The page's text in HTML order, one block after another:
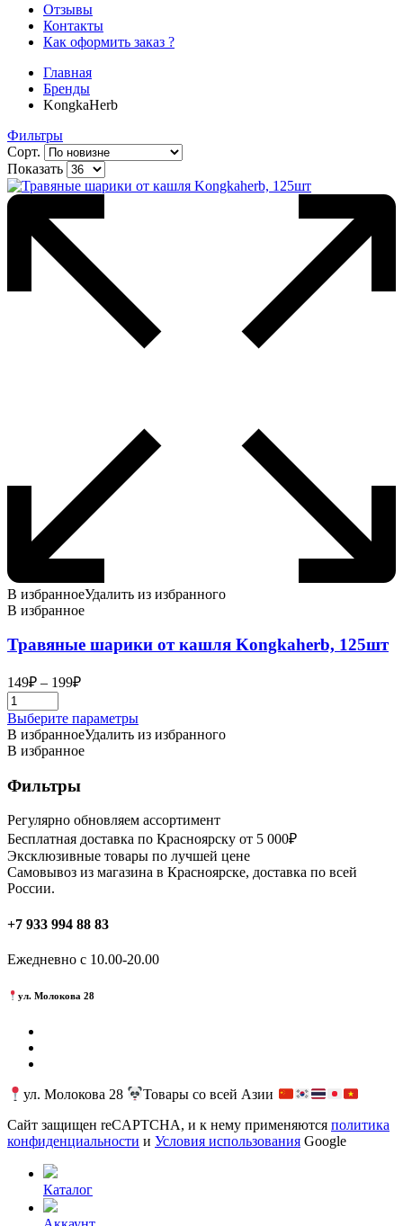
Отзывы
Контакты
Как оформить заказ ?
Главная
Бренды
KongkaHerb
Фильтры
Сорт.
Показать
В избранноеУдалить из избранного
В избранное
Травяные шарики от кашля Kongkaherb, 125шт
149₽ – 199₽Диапазон
149₽
–
199₽
Выберите параметрыЭтот
товар
можно
выбрать
на
странице
товара.
В избранноеУдалить из избранного
В избранное
Фильтры
Регулярно обновляем ассортимент
Бесплатная доставка по Красноярску от 5 000₽
Эксклюзивные товары по лучшей цене
Самовывоз из магазина в Красноярске, доставка по всей
России.
+7 933 994 88 83
Ежедневно с 10.00-20.00
ул. Молокова 28
ул. Молокова 28
Товары со всей Азии
Сайт защищен reCAPTCHA, и к нему применяются политика
конфиденциальности и Условия использования Google
Каталог